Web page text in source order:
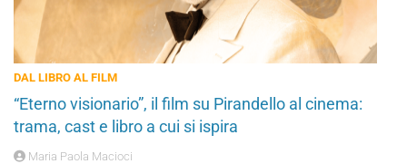
DAL LIBRO AL FILM
“Eterno visionario”, il film su Pirandello al cinema:
trama, cast e libro a cui si ispira
Maria Paola Macioci